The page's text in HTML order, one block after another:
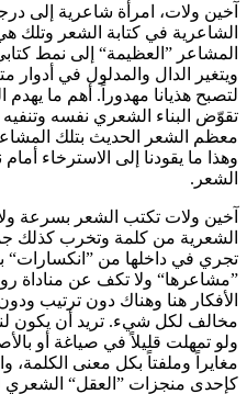
آخين ولات، امرأة شاعرية إلى
الشاعرية في كتابة الشعر وتلك
المشاعر ”العظيمة“ إلى نمط
ويتغير الدال والمدلول في أدوار
لتصبح هذيانا مهدوراً. أهم ما
تقوّض البناء الشعري نفسه
معظم الشعر الحديث بتلك
وهذا ما يقودنا إلى الاسترخاء
الشعر.
آخين ولات تكتب الشعر بسرعة ولا
الشعرية من كلمة وتخرب كذلك
تجري في داخلها من ”انكسارات“
”مشاعرها“ ولا تكف عن مناداة
الأفكار هنا وهناك دون ترتيب
مخالف لكل شيء. تريد أن يكون
ولو تمهلت قليلاً في صياغة أو
مغايراً وملفتاً بكل معنى الكلمة،
كإحدى منجزات ”العقل“ الشعري